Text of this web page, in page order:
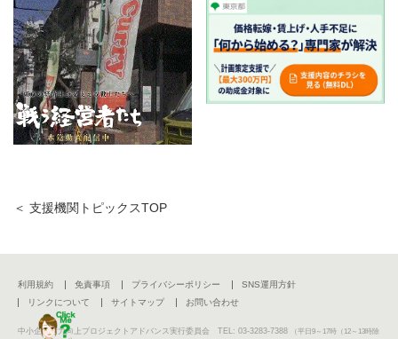
＜ 支援機関トピックスTOP
利用規約 免責事項 プライバシーポリシー
SNS運用方針
リンクについて
サイトマップ お問い合わせ
中小企業活力向上プロジェクトアドバンス実行委員会 TEL: 03-3283-7388 （平日9～17時（12～13時除